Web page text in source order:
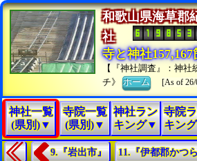
和歌山県海草郡
社
寺と神社
【『神社調査』：神
チ》ホーム [As of 26/
神社一覧
(県別)▼
寺院一覧
(県別)▼
神社ラン
キング▼
寺院
キン
9.『岩出市』 11.『伊都郡かつ